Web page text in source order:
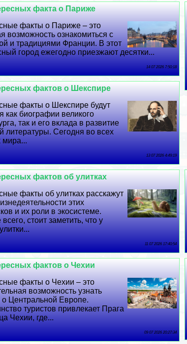
факта о Париже
факты о Париже – это
возможность ознакомиться с
и традициями Франции. В этот
город ежегодно приезжают десятки...
14 07 2026 7:50:18
фактов о Шекспире
факты о Шекспире будут
как биографии великого
так и его вклада в развитие
литературы. Сегодня во всех
мира...
13 07 2026 4:49:19
фактов об улитках
факты об улитках расскажут
этих
и их роли в экосистеме.
стоит заметить, что у
11 07 2026 17:40:54
фактов о Чехии
факты о Чехии – это
возможность узнать
Центральной Европе.
туристов привлекает Прага
Чехии, где...
09 07 2026 20:27:34